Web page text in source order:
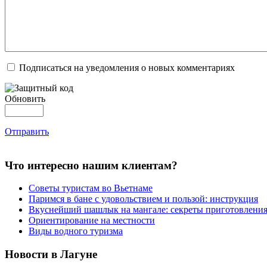
Подписаться на уведомления о новых комментариях
Обновить
Отправить
Что интересно нашим клиентам?
Советы туристам во Вьетнаме
Паримся в бане с удовольствием и пользой: инструкция
Вкуснейший шашлык на мангале: секреты приготовления
Ориентирование на местности
Виды водного туризма
Новости в Лагуне